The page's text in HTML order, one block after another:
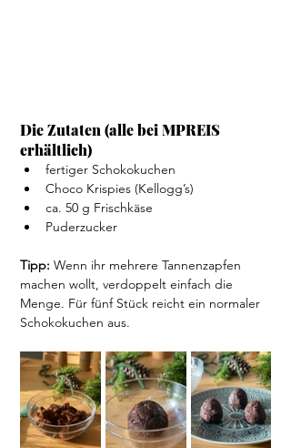
Die Zutaten (alle bei MPREIS
erhältlich)
fertiger Schokokuchen
Choco Krispies (Kellogg’s)
ca. 50 g Frischkäse
Puderzucker
Tipp: Wenn ihr mehrere Tannenzapfen
machen wollt, verdoppelt einfach die
Menge. Für fünf Stück reicht ein normaler
Schokokuchen aus.